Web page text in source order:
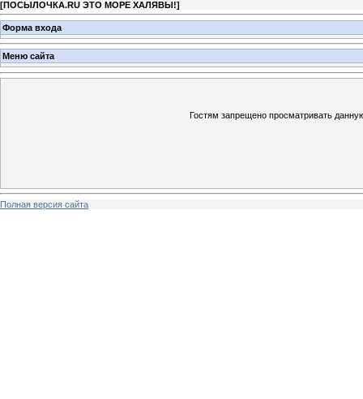
[ПОСЫЛОЧКА.RU ЭТО МОРЕ ХАЛЯВЫ!]
Форма входа
Меню сайта
Гостям запрещено просматривать
Полная версия сайта